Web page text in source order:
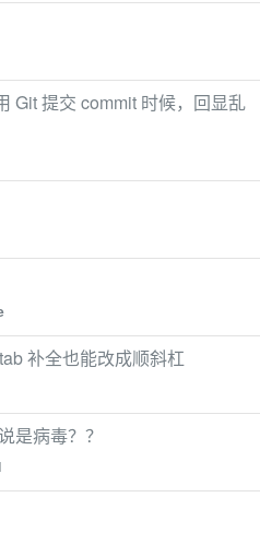
Git 提交 commit 时候，回显乱
补全也能改成顺斜杠
是病毒？？